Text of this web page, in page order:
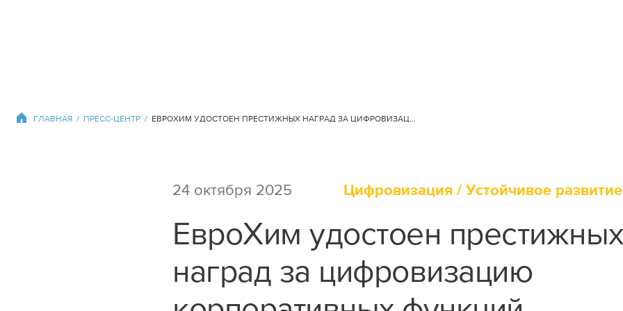
Другие сайты
Корпоративные Продажи
Минеральные удобрения
Промышленная и кормовая
продукция
ГЛАВНАЯ ПРЕСС-ЦЕНТР ЕВРОХИМ УДОСТОЕН ПРЕСТИЖНЫХ НАГРАД ЗА ЦИФРОВИЗАЦИЮ КОРПОРАТИВНЫХ ФУНКЦИЙ
24 октября 2025 Цифровизация /Устойчивое
ЕвроХим удостоен престижных
наград за цифровизацию